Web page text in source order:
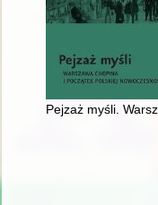
Pejzaż myśli.